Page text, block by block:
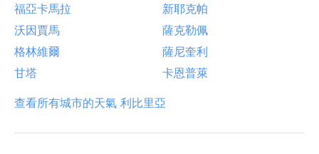
福亞卡馬拉
新耶克帕
沃因賈馬
薩克勒佩
格林維爾
薩尼奎利
甘塔
卡恩普萊
查看所有城市的天氣 利比里亞